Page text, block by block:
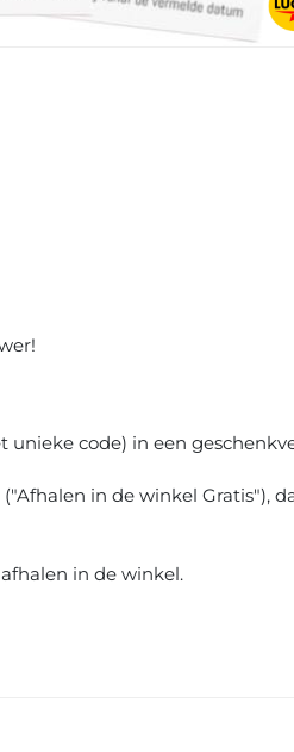
code) in een
in de winkel Gratis"),
in de winkel.